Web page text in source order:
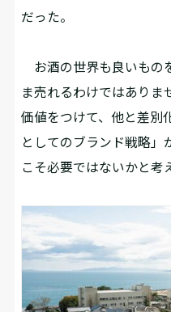
だった。
お酒の世界も良いもの
ま売れるわけではありま
価値をつけて、他と差別
としてのブランド戦略」
こそ必要ではないかと考